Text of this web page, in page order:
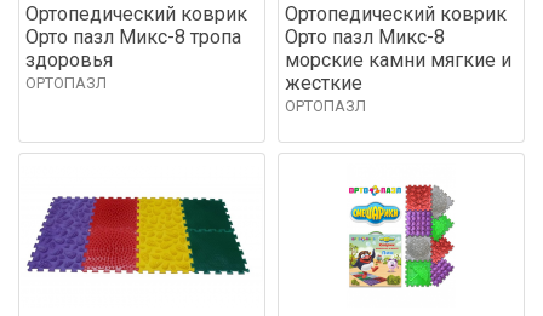
Ортопедический коврик
Орто пазл Микс-8 тропа
здоровья
ОРТОПАЗЛ
Ортопедический коврик
Орто пазл Микс-8
морские камни мягкие и
жесткие
ОРТОПАЗЛ